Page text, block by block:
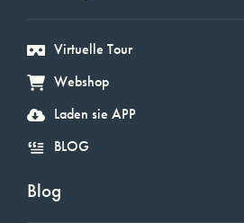
Virtuelle Tour
Webshop
Laden sie APP
BLOG
Blog